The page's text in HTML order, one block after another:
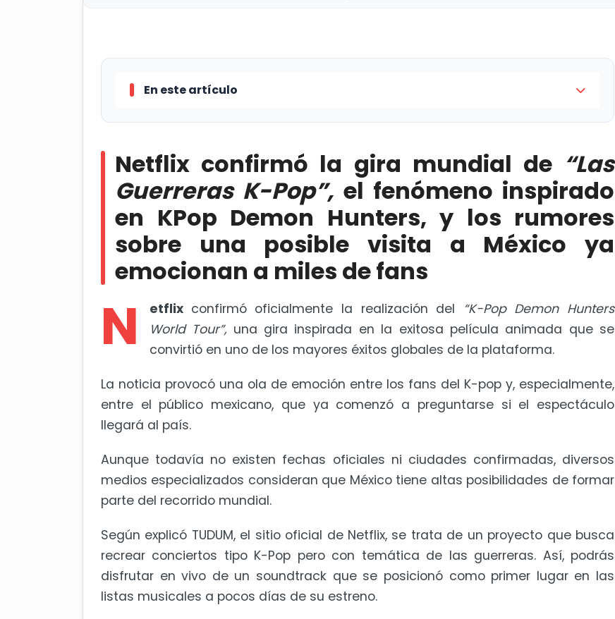
En este artículo
miles de fans
Monterrey apuesta por el Mundial 2026 con Chayanne, Grupo Firme, Imagine
Dragons y Enrique Iglesias
Netflix confirmó la gira mundial de “Las
Guerreras K-Pop”, el fenómeno inspirado
en KPop Demon Hunters, y los rumores
sobre una posible visita a México ya
emocionan a miles de fans
N etflix confirmó oficialmente la realización del “K-Pop Demon Hunters
World Tour”,una gira inspirada en la exitosa película animada que se
convirtió en uno de los mayores éxitos globales de la plataforma.
La noticia provocó una ola de emoción entre los fans del K-pop y, especialmente,
entre el público mexicano, que ya comenzó a preguntarse si el espectáculo
llegará al país.
Aunque todavía no existen fechas oficiales ni ciudades confirmadas, diversos
medios especializados consideran que México tiene altas posibilidades de formar
parte del recorrido mundial.
Según explicó TUDUM, el sitio oficial de Netflix, se trata de un proyecto que busca
recrear conciertos tipo K-Pop pero con temática de las guerreras. Así, podrás
disfrutar en vivo de un soundtrack que se posicionó como primer lugar en las
listas musicales a pocos días de su estreno.